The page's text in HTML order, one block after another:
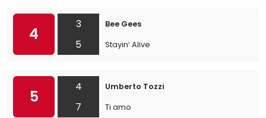
4
3
5
Bee Gees
Stayin’ Alive
5
4
7
Umberto Tozzi
Ti amo